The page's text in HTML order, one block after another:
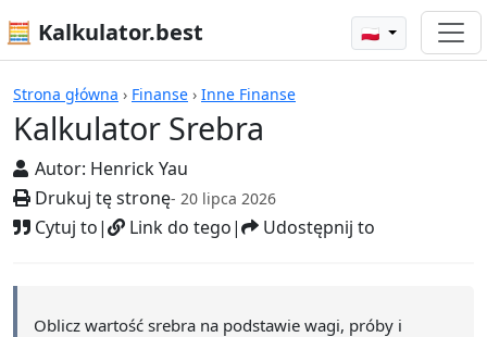
🧮 Kalkulator.best 🇵🇱
Strona główna › Finanse › Inne Finanse
Kalkulator Srebra
Autor: Henrick Yau
Drukuj tę stronę- 20 lipca 2026
Cytuj to| Link do tego| Udostępnij to
Kalkulatory
Oblicz wartość srebra na podstawie wagi, próby i